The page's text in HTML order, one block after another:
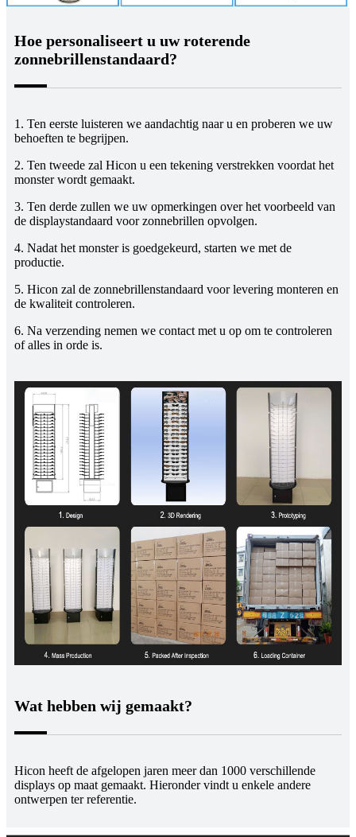
Hoe personaliseert u uw roterende
zonnebrillenstandaard?
1. Ten eerste luisteren we aandachtig naar u en proberen we uw
behoeften te begrijpen.
2. Ten tweede zal Hicon u een tekening verstrekken voordat het
monster wordt gemaakt.
3. Ten derde zullen we uw opmerkingen over het voorbeeld van
de displaystandaard voor zonnebrillen opvolgen.
4. Nadat het monster is goedgekeurd, starten we met de
productie.
5. Hicon zal de zonnebrillenstandaard voor levering monteren en
de kwaliteit controleren.
6. Na verzending nemen we contact met u op om te controleren
of alles in orde is.
Wat hebben wij gemaakt?
Hicon heeft de afgelopen jaren meer dan 1000 verschillende
displays op maat gemaakt. Hieronder vindt u enkele andere
ontwerpen ter referentie.